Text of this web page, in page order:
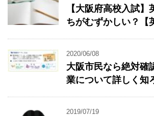
【大阪府高校入試】
ちがむずかしい？【
2020/06/08
大阪市民なら絶対確
業について詳しく知
2019/07/19